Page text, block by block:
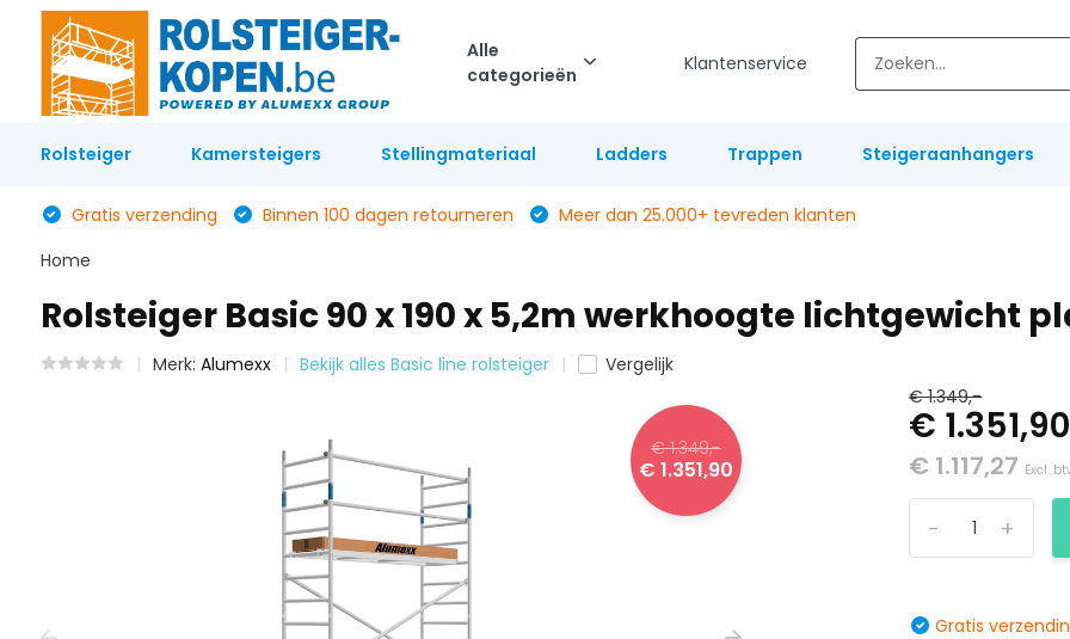
Alle
categorieën
Klantenservice
Rolsteiger Kamersteigers Stellingmateriaal Ladders Trappen Steigeraanhangers
Gratis verzending Binnen 100 dagen retourneren
Meer dan 25.000+ tevreden klanten
Home
Rolsteiger Basic 90 x 190 x 5,2m werkhoogte lichtgewicht
Merk: Alumexx Bekijk alles Basic line rolsteiger Vergelijk
€ 1.349,-
€ 1.351,90
€ 1.349,-
€ 1.351,90
€ 1.117,27 Excl.
+
-
Gratis